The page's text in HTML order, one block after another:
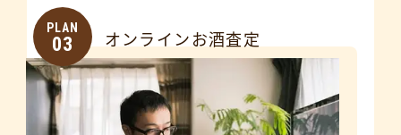
PLAN
03 オンラインお酒査定